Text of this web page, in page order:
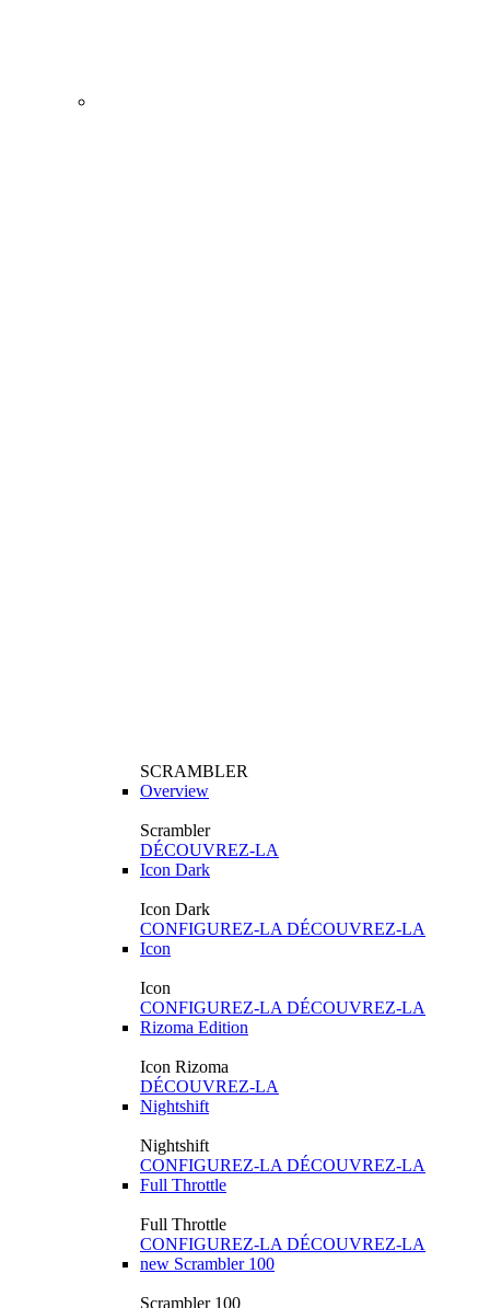
SCRAMBLER
Overview
Scrambler
DÉCOUVREZ-LA
Icon Dark
Icon Dark
CONFIGUREZ-LA DÉCOUVREZ-LA
Icon
Icon
CONFIGUREZ-LA DÉCOUVREZ-LA
Rizoma Edition
Icon Rizoma
DÉCOUVREZ-LA
Nightshift
Nightshift
CONFIGUREZ-LA DÉCOUVREZ-LA
Full Throttle
Full Throttle
CONFIGUREZ-LA DÉCOUVREZ-LA
new Scrambler 100
Scrambler 100